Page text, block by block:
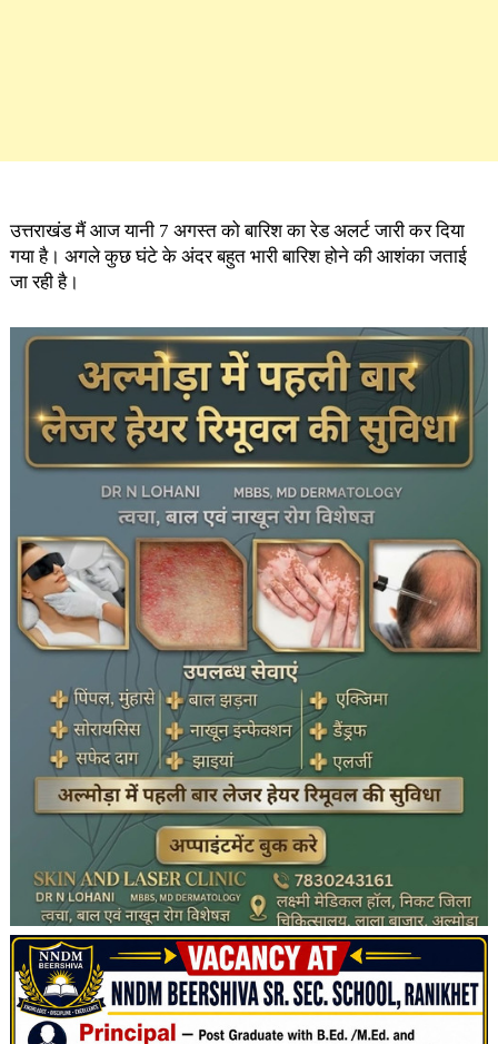
उत्तराखंड मैं आज यानी 7 अगस्त को बारिश का रेड अलर्ट जारी कर दिया
गया है। अगले कुछ घंटे के अंदर बहुत भारी बारिश होने की आशंका जताई
जा रही है।